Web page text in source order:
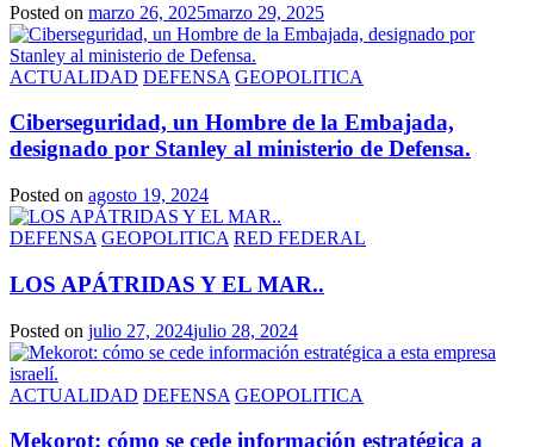
Posted on marzo 26, 2025marzo 29, 2025
ACTUALIDAD DEFENSA GEOPOLITICA
Ciberseguridad, un Hombre de la Embajada,
designado por Stanley al ministerio de Defensa.
Posted on agosto 19, 2024
DEFENSA GEOPOLITICA RED FEDERAL
LOS APÁTRIDAS Y EL MAR..
Posted on julio 27, 2024julio 28, 2024
ACTUALIDAD DEFENSA GEOPOLITICA
Mekorot: cómo se cede información estratégica a